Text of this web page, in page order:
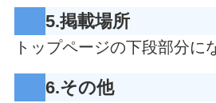
5.掲載場所
トップページの下段部分に
6.その他